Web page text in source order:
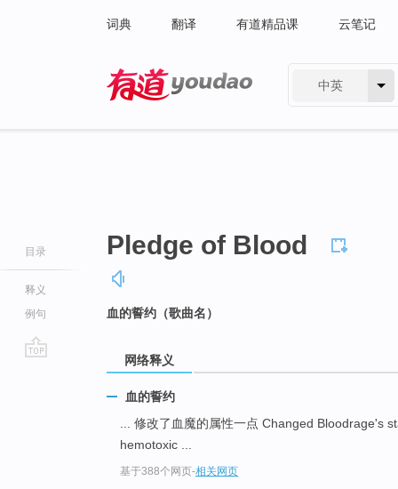
词典 翻译 有道精品课 云笔记
中英
目录
释义
例句
Pledge of Blood
血的誓约（歌曲名）
网络释义
血的誓约
... 修改了血魔的属性一点 Changed Bloodrage's
hemotoxic ...
基于388个网页-相关网页